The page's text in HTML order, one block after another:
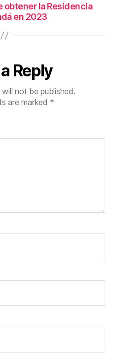
obtener la Residencia
en 2023
Reply
not be published.
are marked *